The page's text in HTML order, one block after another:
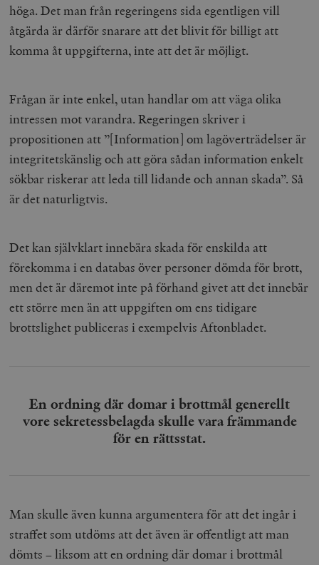
höga. Det man från regeringens sida egentligen vill
åtgärda är därför snarare att det blivit för billigt att
komma åt uppgifterna, inte att det är möjligt.
Frågan är inte enkel, utan handlar om att väga olika
intressen mot varandra. Regeringen skriver i
propositionen att ”[Information] om lagöverträdelser är
integritetskänslig och att göra sådan information enkelt
sökbar riskerar att leda till lidande och annan skada”. Så
är det naturligtvis.
Det kan självklart innebära skada för enskilda att
förekomma i en databas över personer dömda för brott,
men det är däremot inte på förhand givet att det innebär
ett större men än att uppgiften om ens tidigare
brottslighet publiceras i exempelvis Aftonbladet.
En ordning där domar i brottmål generellt
vore sekretessbelagda skulle vara främmande
för en rättsstat.
Man skulle även kunna argumentera för att det ingår i
straffet som utdöms att det även är offentligt att man
dömts – liksom att en ordning där domar i brottmål